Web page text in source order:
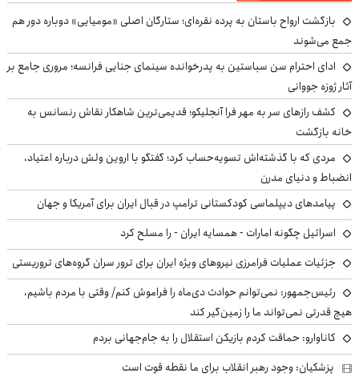
بازگشت ارواح باستان به پرده نقره‌ای؛ ستارگان اصلی «مومیایی» دوباره دور هم
جمع می‌شوند
ادای احترام سن سباستین به پدرخوانده سینمای جنایی فرانسه؛ مروری جامع بر
آثار ژوزه جووانی
کشف رازهای سر به مهر فرا آنجلیکو؛ قدیمی‌ترین شاهکار نقاش رنسانس به
خانه بازگشت
مردی که با گذشته‌اش تسویه‌حساب کرد؛ گفتگو با اروین ولش درباره اعتیاد،
انضباط و دنیای مدرن
پیامدهای دیپلماسی کودکستانی ترامپ در قبال ایران برای آمریکا و جهان
اسرائیل چگونه امارات - همسایه ایران - را مسلح کرد
جزئیات عملیات فرامرزی نیروهای ویژه ایران برای ترور سران گروه‌های تروریستی
رئیس‌جمهور: نمی‌توانم حوادث دی‌ماه را فراموش کنم/ وقتی با مردم باشیم،
هیچ قدرتی نمی‌تواند ما را زمین‌گیر کند
کاناوارو: حماقت کردم بازیکن استقلال را به جام‌جهانی بردم
پزشکیان: وجود رهبر انقلاب برای ما نقطه قوت است